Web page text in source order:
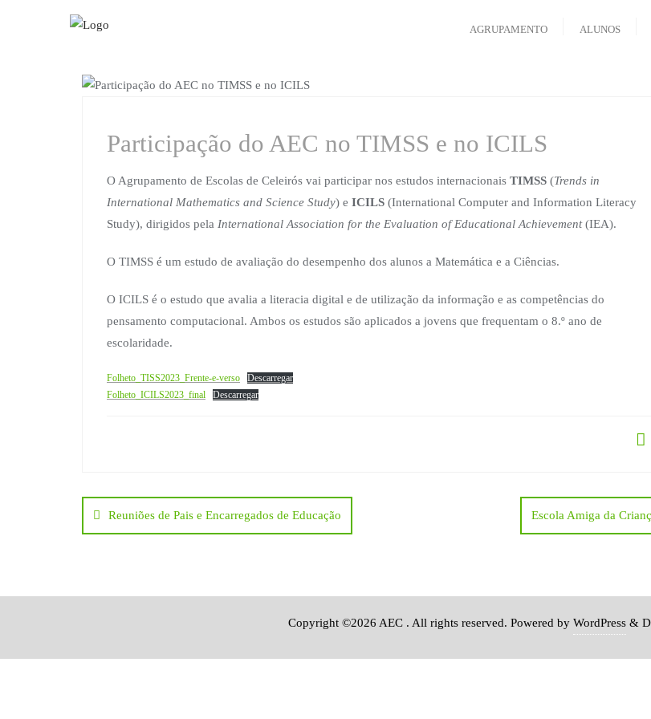
AGRUPAMENTO ALUNOS
Participação do AEC no TIMSS e no ICILS
O Agrupamento de Escolas de Celeirós vai participar nos estudos internacionais TIMSS (Trends in
International Mathematics and Science Study) e ICILS (International Computer and Information Literacy
Study), dirigidos pela International Association for the Evaluation of Educational Achievement(IEA).
O TIMSS é um estudo de avaliação do desempenho dos alunos a Matemática e a Ciências.
O ICILS é o estudo que avalia a literacia digital e de utilização da informação e as competências do
pensamento computacional. Ambos os estudos são aplicados a jovens que frequentam o 8.º ano de
escolaridade.
Folheto_TISS2023_Frente-e-verso
Descarregar
Folheto_ICILS2023_final
Descarregar
Navegação
de
artigos
Reuniões de Pais e Encarregados de Educação Escola Amiga da
Copyright ©2026 AEC . All rights reserved. Powered by WordPress &